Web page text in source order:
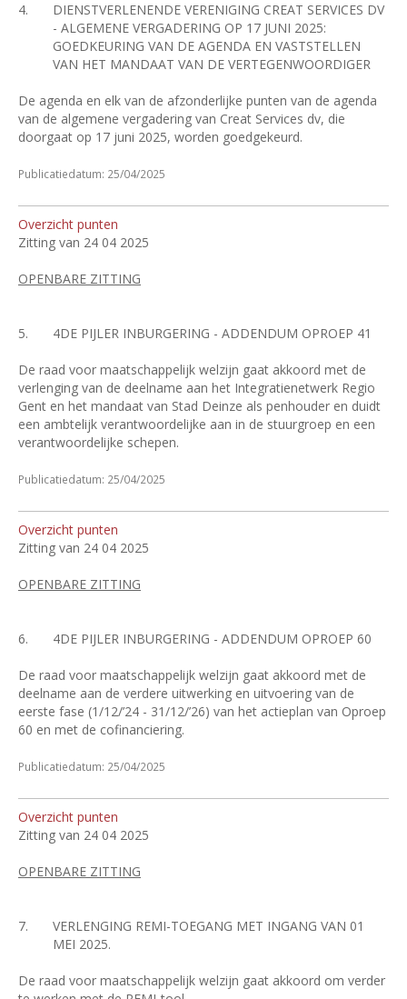
4.
DIENSTVERLENENDE VERENIGING CREAT SERVICES DV
- ALGEMENE VERGADERING OP 17 JUNI 2025:
GOEDKEURING VAN DE AGENDA EN VASTSTELLEN
VAN HET MANDAAT VAN DE VERTEGENWOORDIGER
De agenda en elk van de afzonderlijke punten van de agenda
van de algemene vergadering van Creat Services dv, die
doorgaat op 17 juni 2025, worden goedgekeurd.
Publicatiedatum: 25/04/2025
Overzicht punten
Zitting van 24 04 2025
OPENBARE ZITTING
5. 4DE PIJLER INBURGERING - ADDENDUM OPROEP 41
De raad voor maatschappelijk welzijn gaat akkoord met de
verlenging van de deelname aan het Integratienetwerk Regio
Gent en het mandaat van Stad Deinze als penhouder en duidt
een ambtelijk verantwoordelijke aan in de stuurgroep en een
verantwoordelijke schepen.
Publicatiedatum: 25/04/2025
Overzicht punten
Zitting van 24 04 2025
OPENBARE ZITTING
6. 4DE PIJLER INBURGERING - ADDENDUM OPROEP 60
De raad voor maatschappelijk welzijn gaat akkoord met de
deelname aan de verdere uitwerking en uitvoering van de
eerste fase (1/12/’24 - 31/12/’26) van het actieplan van Oproep
60 en met de cofinanciering.
Publicatiedatum: 25/04/2025
Overzicht punten
Zitting van 24 04 2025
OPENBARE ZITTING
7.
VERLENGING REMI-TOEGANG MET INGANG VAN 01
MEI 2025.
De raad voor maatschappelijk welzijn gaat akkoord om verder